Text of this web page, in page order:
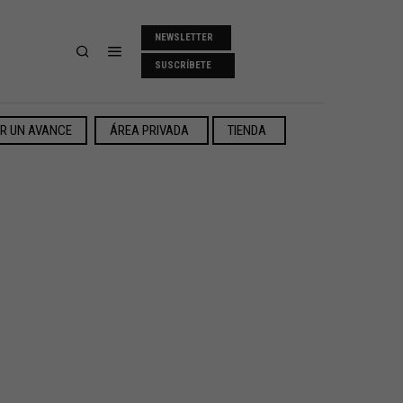
NEWSLETTER
SUSCRÍBETE
UN AVANCE ÁREA PRIVADA TIENDA